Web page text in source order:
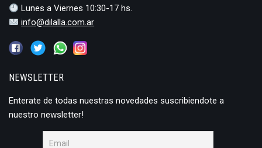
Lunes a Viernes 10:30-17 hs.
info@dilalla.com.ar
NEWSLETTER
Enterate de todas nuestras novedades suscribiendote a
nuestro newsletter!